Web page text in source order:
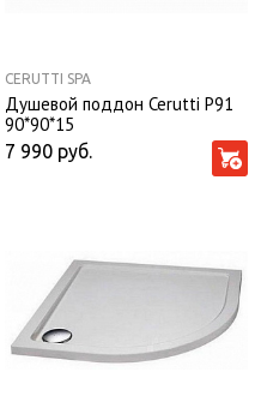
CERUTTI SPA
Душевой поддон Cerutti P91
90*90*15
7 990 руб.